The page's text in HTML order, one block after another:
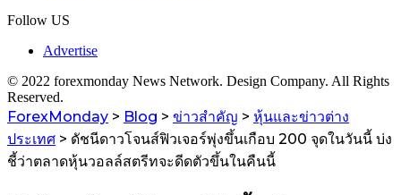
Follow US
Advertise
© 2022 forexmonday News Network. Design Company. All Rights
Reserved.
ForexMonday > Blog > ข่าวสำคัญ > หุ้นและข่าวต่าง
ประเทศ > ดัชนีดาวโจนส์ฟิวเจอร์พุ่งขึ้นเกือบ 200 จุดในวันนี้ บ่ง
ชี้ว่าตลาดหุ้นวอลล์สตรีทจะดีดตัวขึ้นในคืนนี้